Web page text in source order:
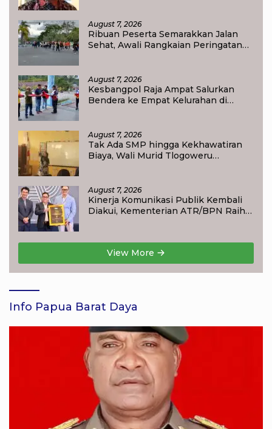
August 7, 2026
Ribuan Peserta Semarakkan Jalan
Sehat, Awali Rangkaian Peringatan
August 7, 2026
Kesbangpol Raja Ampat Salurkan
Bendera ke Empat Kelurahan di
August 7, 2026
Tak Ada SMP hingga Kekhawatiran
Biaya, Wali Murid Tlogoweru
August 7, 2026
Kinerja Komunikasi Publik Kembali
Diakui, Kementerian ATR/BPN Raih
View More
Info Papua Barat Daya